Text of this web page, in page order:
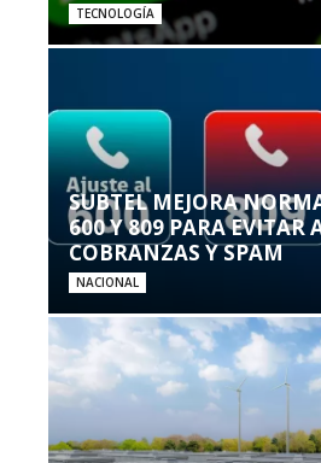
TECNOLOGÍA
SUBTEL MEJORA
600 Y 809 PARA EVITAR
COBRANZAS Y SPAM
NACIONAL